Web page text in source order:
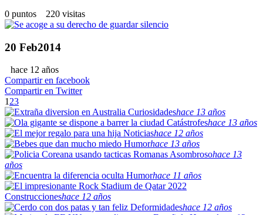
0 puntos 220 visitas
20 Feb2014
hace 12 años
Compartir en facebook
Compartir en Twitter
123
Curiosidadeshace 13 años
Catástrofeshace 13 años
Noticiashace 12 años
Humorhace 13 años
Asombrosohace 13
años
Humorhace 11 años
Construccioneshace 12 años
Deformidadeshace 12 años